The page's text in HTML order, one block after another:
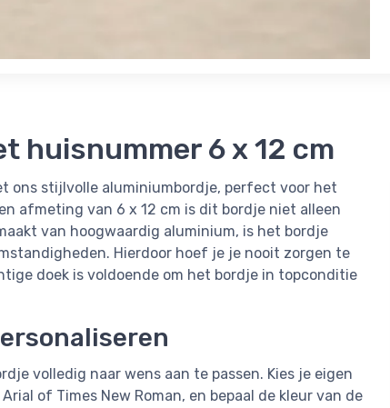
huisnummer 6 x 12 cm
ons stijlvolle aluminiumbordje, perfect voor het
afmeting van 6 x 12 cm is dit bordje niet alleen
van hoogwaardig aluminium, is het bordje
Hierdoor hoef je je nooit zorgen te
doek is voldoende om het bordje in topconditie
volledig naar wens aan te passen. Kies je eigen
of Times New Roman, en bepaal de kleur van de